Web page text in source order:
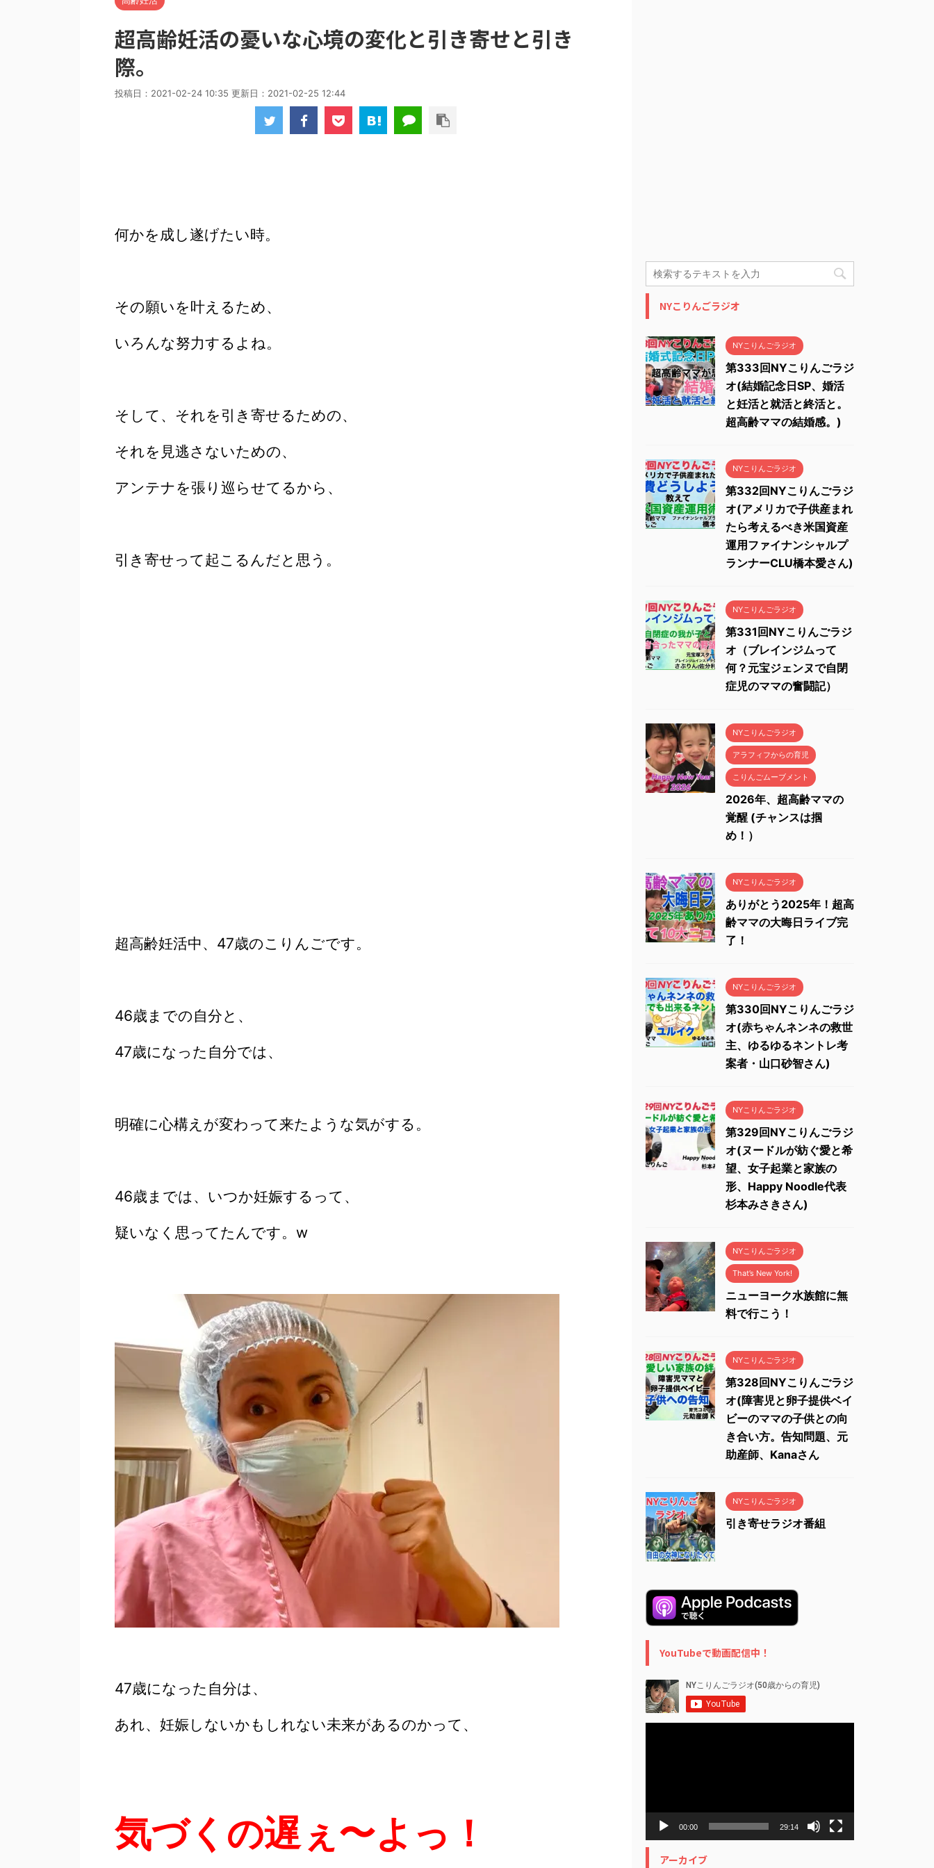
超高齢妊活の憂いな心境の変化と引き寄せと引き
際。
投稿日：2021-02-24 10:35 更新日： 2021-02-25 12:44
何かを成し遂げたい時。
その願いを叶えるため、
いろんな努力するよね。
そして、それを引き寄せるための、
それを見逃さないための、
アンテナを張り巡らせてるから、
引き寄せって起こるんだと思う。
超高齢妊活中、47歳のこりんごです。
46歳までの自分と、
47歳になった自分では、
明確に心構えが変わって来たような気がする。
46歳までは、いつか妊娠するって、
疑いなく思ってたんです。w
47歳になった自分は、
あれ、妊娠しないかもしれない未来があるのかって、
気づくの遅ぇ〜よっ！
NYこりんごラジオ
NYこりんごラジオ
第333回NYこりんごラジ
オ(結婚記念日SP、婚活
と妊活と就活と終活と。
超高齢ママの結婚感。)
NYこりんごラジオ
第332回NYこりんごラジ
オ(アメリカで子供産まれ
たら考えるべき米国資産
運用ファイナンシャルプ
ランナーCLU橋本愛さん)
NYこりんごラジオ
第331回NYこりんごラジ
オ（ブレインジムって
何？元宝ジェンヌで自閉
症児のママの奮闘記）
NYこりんごラジオ
アラフィフからの育児
こりんごムーブメント
2026年、超高齢ママの
覚醒 (チャンスは掴
め！）
NYこりんごラジオ
ありがとう2025年！超高
齢ママの大晦日ライブ完
了！
NYこりんごラジオ
第330回NYこりんごラジ
オ(赤ちゃんネンネの救世
主、ゆるゆるネントレ考
案者・山口砂智さん)
NYこりんごラジオ
第329回NYこりんごラジ
オ(ヌードルが紡ぐ愛と希
望、女子起業と家族の
形、Happy Noodle代表
杉本みさきさん)
NYこりんごラジオ
That’s New York!
ニューヨーク水族館に無
料で行こう！
NYこりんごラジオ
第328回NYこりんごラジ
オ(障害児と卵子提供ベイ
ビーのママの子供との向
き合い方。告知問題、元
助産師、Kanaさん
NYこりんごラジオ
引き寄せラジオ番組
YouTubeで動画配信中！
00:00 29:14
アーカイブ